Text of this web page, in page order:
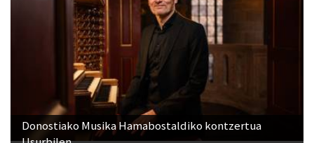
Donostiako Musika Hamabostaldiko kontzertua